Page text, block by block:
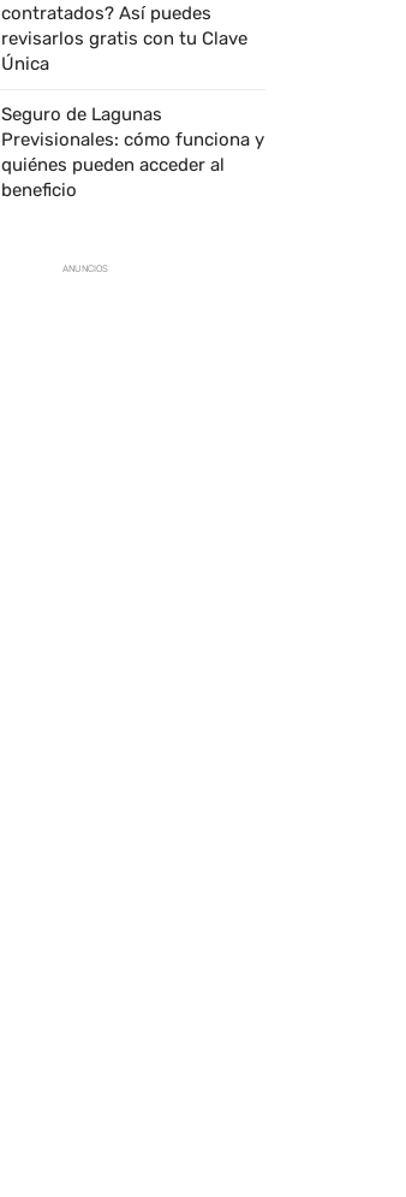
contratados? Así puedes
revisarlos gratis con tu Clave
Única
Seguro de Lagunas
Previsionales: cómo funciona y
quiénes pueden acceder al
beneficio
ANUNCIOS